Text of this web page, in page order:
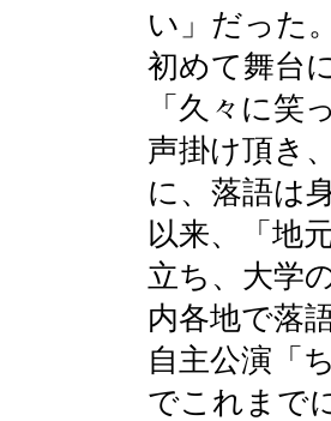
い」だった
初めて舞台
「久々に笑
声掛け頂き
に、落語は
以来、「地
立ち、大学
内各地で落
自主公演「
でこれまで